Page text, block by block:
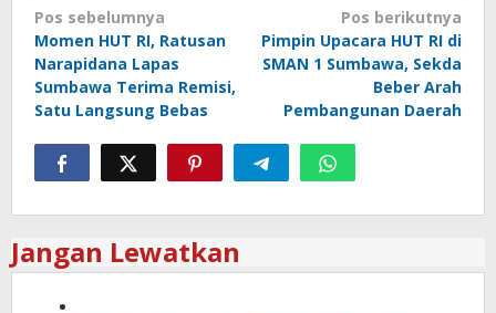
Navigasi
pos
Pos sebelumnya
Momen HUT RI, Ratusan
Narapidana Lapas
Sumbawa Terima Remisi,
Satu Langsung Bebas
Pos berikutnya
Pimpin Upacara HUT RI di
SMAN 1 Sumbawa, Sekda
Beber Arah
Pembangunan Daerah
Jangan Lewatkan